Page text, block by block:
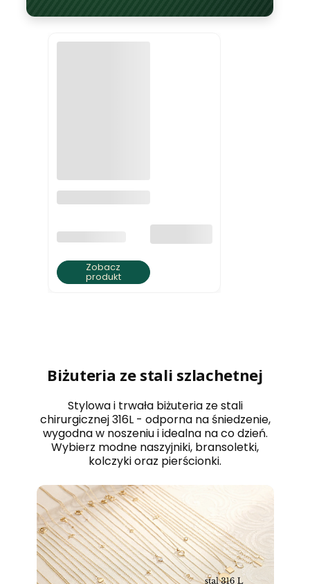
Woreczki na
biżuterię (100
PRODUCENT
Zobacz
produkt
Biżuteria ze stali szlachetnej
Stylowa i trwała biżuteria ze stali
chirurgicznej 316L - odporna na śniedzenie,
wygodna w noszeniu i idealna na co dzień.
Wybierz modne naszyjniki, bransoletki,
kolczyki oraz pierścionki.